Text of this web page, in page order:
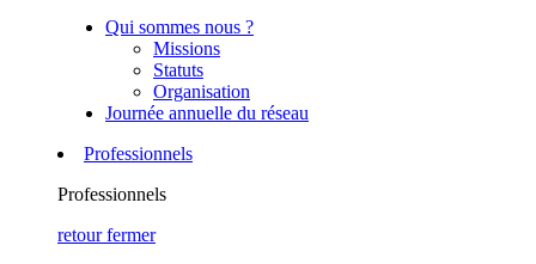
Qui sommes nous ?
Missions
Statuts
Organisation
Journée annuelle du réseau
Professionnels
Professionnels
retour fermer